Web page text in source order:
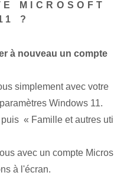
‌MICROSOFT
?
à nouveau un compte
simplement avec votre
Windows 11.
« Famille et autres uti
avec un compte Micros
à l'écran.